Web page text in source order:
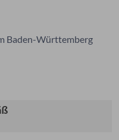
Baden-Württemberg